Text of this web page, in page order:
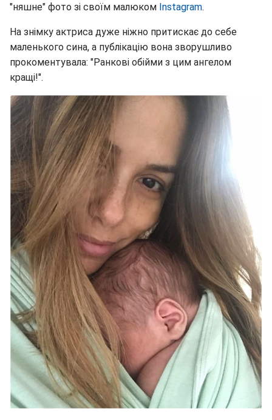
"няшне" фото зі своїм малюком Instagram.
На знімку актриса дуже ніжно притискає до себе
маленького сина, а публікацію вона зворушливо
прокоментувала: "Ранкові обійми з цим ангелом
кращі!".